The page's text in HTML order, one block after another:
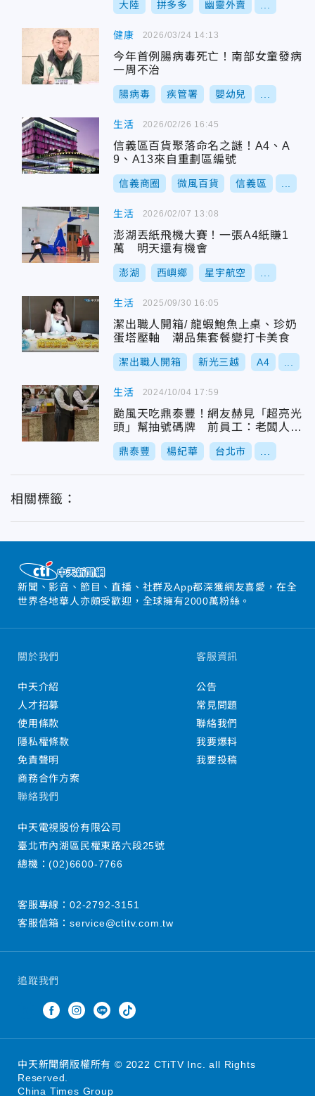
大陸 拼多多 幽靈外賣
健康
今年首例腸病毒死亡！南部女童發病
一周不治
腸病毒 疾管署 嬰幼兒
2026/03/24 14:13
生活
信義區百貨聚落命名之謎！A4、A
9、A13來自重劃區編號
信義商圈 微風百貨 信義區
2026/02/26 16:45
生活
澎湖丟紙飛機大賽！一張A4紙賺1
萬 明天還有機會
澎湖 西嶼鄉 星宇航空
2026/02/07 13:08
生活
潔出職人開箱/ 龍蝦鮑魚上桌、珍奶
蛋塔壓軸 潮品集套餐變打卡美食
潔出職人開箱 新光三越 A4
2025/09/30 16:05
生活
颱風天吃鼎泰豐！網友赫見「超亮光
頭」幫抽號碼牌 前員工：老闆人真
的很好
鼎泰豐 楊紀華 台北市
2024/10/04 17:59
相關標籤：
新聞、影音、節目、直播、社群及App都深獲網友喜愛，在全
世界各地華人亦頗受歡迎，全球擁有2000萬粉絲。
追蹤我們
關於我們
中天介紹
人才招募
使用條款
隱私權條款
免責聲明
商務合作方案
客服資訊
公告
常見問題
聯絡我們
我要爆料
我要投稿
聯絡我們
中天電視股份有限公司
臺北市內湖區民權東路六段25號
總機：(02)6600-7766
客服專線： 02-2792-3151
客服信箱： service@ctitv.com.tw
中天新聞網版權所有 © 2022 CTiTV Inc. all Rights
Reserved.
China Times Group